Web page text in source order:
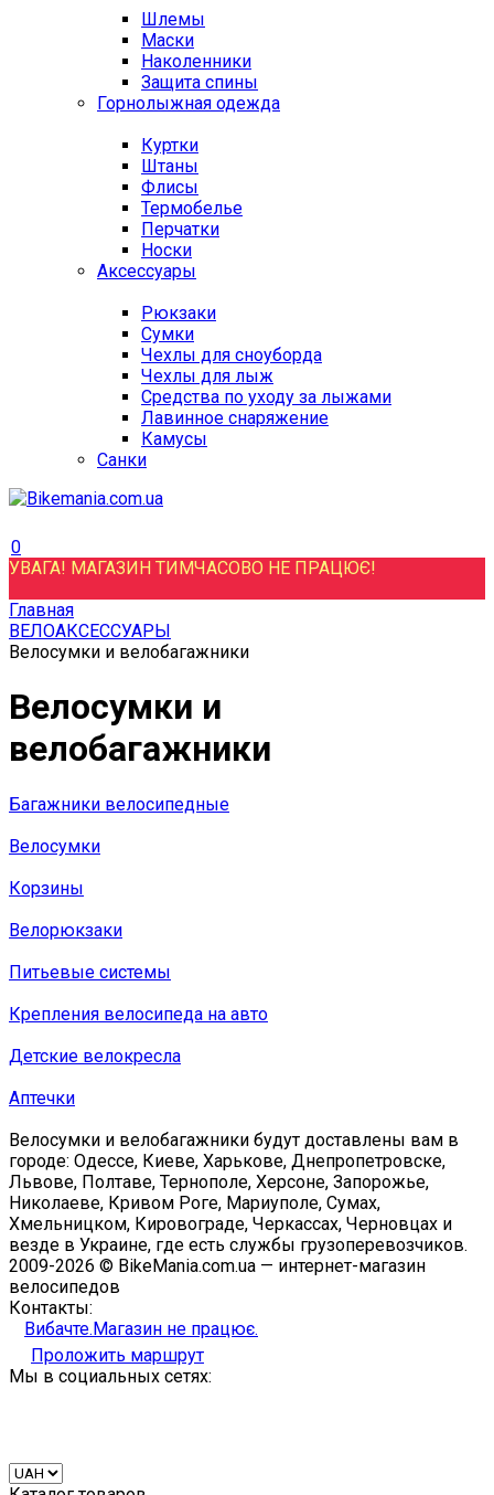
Шлемы
Маски
Наколенники
Защита спины
Горнолыжная одежда
Куртки
Штаны
Флисы
Термобелье
Перчатки
Носки
Аксессуары
Рюкзаки
Сумки
Чехлы для сноуборда
Чехлы для лыж
Средства по уходу за лыжами
Лавинное снаряжение
Камусы
Санки
0
УВАГА! МАГАЗИН ТИМЧАСОВО НЕ ПРАЦЮЄ!
Главная
ВЕЛОАКСЕССУАРЫ
Велосумки и велобагажники
Велосумки и
велобагажники
Багажники велосипедные
Велосумки
Корзины
Велорюкзаки
Питьевые системы
Крепления велосипеда на авто
Детские велокресла
Аптечки
Велосумки и велобагажники будут доставлены вам в
городе: Одессе, Киеве, Харькове, Днепропетровске,
Львове, Полтаве, Тернополе, Херсоне, Запорожье,
Николаеве, Кривом Роге, Мариуполе, Сумах,
Хмельницком, Кировограде, Черкассах, Черновцах и
везде в Украине, где есть службы грузоперевозчиков.
2009-2026 © BikeMania.com.ua — интернет-магазин
велосипедов
Контакты:
Вибачте.Магазин не працює.
Проложить маршрут
Мы в социальных сетях: